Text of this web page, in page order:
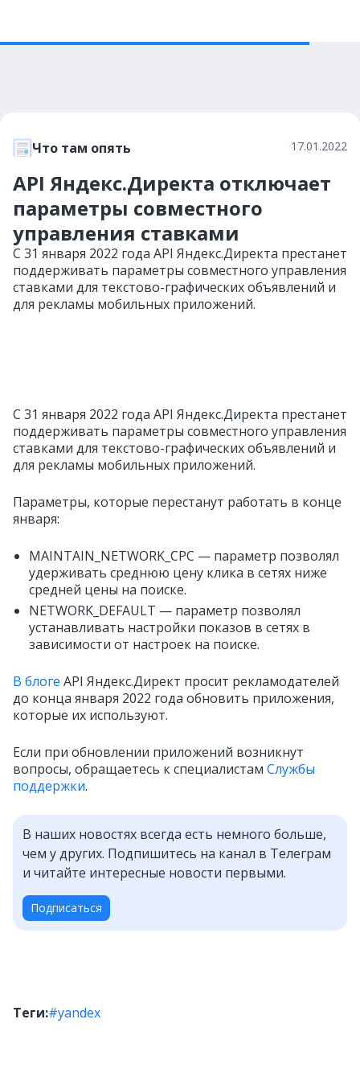
Что там опять 17.01.2022
API Яндекс.Директа отключает
параметры совместного
управления ставками
С 31 января 2022 года API Яндекс.Директа престанет
поддерживать параметры совместного управления
ставками для текстово-графических объявлений и
для рекламы мобильных приложений.
С 31 января 2022 года API Яндекс.Директа престанет
поддерживать параметры совместного управления
ставками для текстово-графических объявлений и
для рекламы мобильных приложений.
Параметры, которые перестанут работать в конце
января:
MAINTAIN_NETWORK_CPC — параметр позволял
удерживать среднюю цену клика в сетях ниже
средней цены на поиске.
NETWORK_DEFAULT — параметр позволял
устанавливать настройки показов в сетях в
зависимости от настроек на поиске.
В блоге API Яндекс.Директ просит рекламодателей
до конца января 2022 года обновить приложения,
которые их используют.
Если при обновлении приложений возникнут
вопросы, обращаетесь к специалистам Cлужбы
поддержки.
В наших новостях всегда есть немного больше,
чем у других. Подпишитесь на канал в Телеграм
и читайте интересные новости первыми.
Подписаться
Теги:#yandex